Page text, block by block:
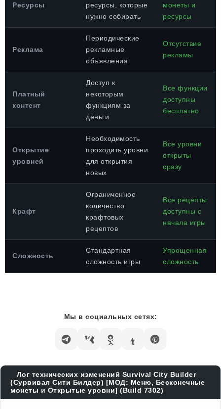
Ресурсы
ресурсы, которые
нужно собирать
монеты и
ресурсы
Реклама
Периодические
рекламные
объявления
Отсутствие
рекламы
Платный
контент
Доступ к
некоторым
функциям за
деньги
Все функции
доступны
бесплатно
Открытие
уровней
Необходимость
проходить уровни
для открытия
новых
Все уровни
открыты
сразу
Крафт
Ограниченное
количество
крафтовых
рецептов
Все рецепты
доступны с
начала игры
Сложность
Стандартная
сложность игры
Упрощенная
сложность
Мы в социальных сетях:
Лог технических изменений Survival City Builder
(Сурвивал Сити Билдер) [МОД: Меню, Бесконечные
монеты и Открытые уровни] (Build 7302)